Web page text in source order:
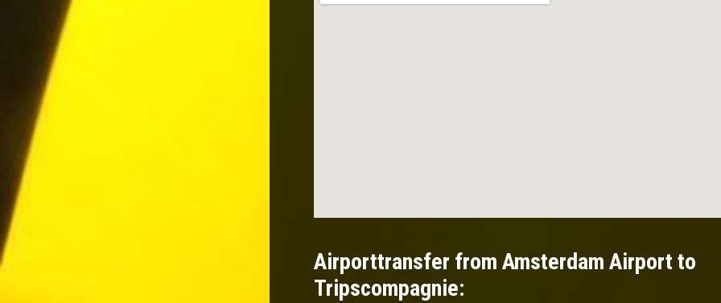
Airporttransfer from Amsterdam Airport to
Tripscompagnie: